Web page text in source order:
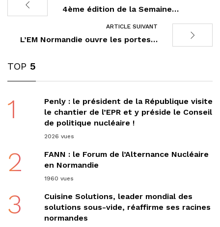
4ème édition de la Semaine…
ARTICLE SUIVANT
L’EM Normandie ouvre les portes…
TOP 5
1
Penly : le président de la République visite
le chantier de l’EPR et y préside le Conseil
de politique nucléaire !
2026 vues
2
FANN : le Forum de l’Alternance Nucléaire
en Normandie
1960 vues
3
Cuisine Solutions, leader mondial des
solutions sous-vide, réaffirme ses racines
normandes